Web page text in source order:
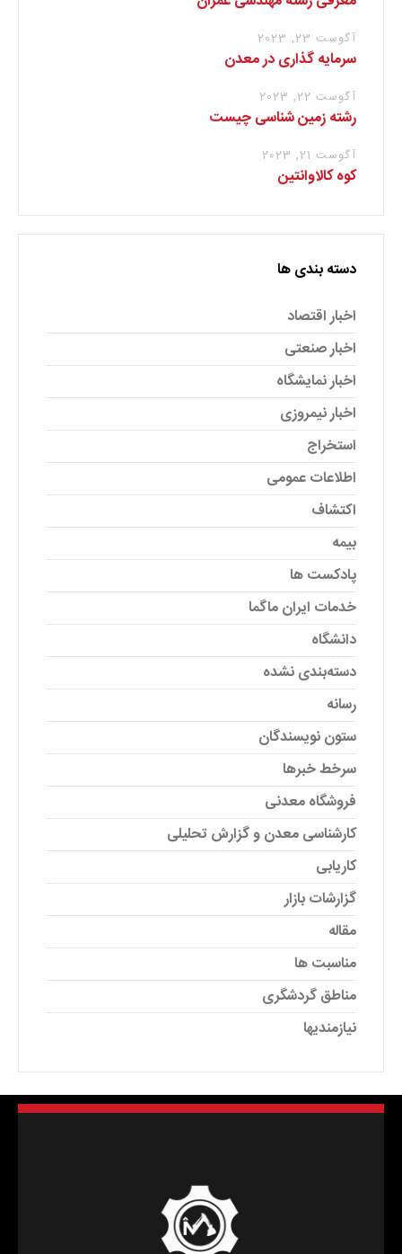
آگوست 23, 2023
سرمایه گذاری در معدن
آگوست 22, 2023
رشته زمین شناسی چیست
آگوست 21, 2023
کوه کالاوانتین
دسته بندی ها
اخبار اقتصاد
اخبار صنعتی
اخبار نمایشگاه
اخبار نیمروزی
استخراج
اطلاعات عمومی
اکتشاف
بیمه
پادکست ها
خدمات ایران ماگما
دانشگاه
دسته‌بندی نشده
رسانه
ستون نویسندگان
سرخط خبرها
فروشگاه معدنی
کارشناسی معدن و گزارش تحلیلی
کاریابی
گزارشات بازار
مقاله
مناسبت ها
مناطق گردشگری
نیازمندیها